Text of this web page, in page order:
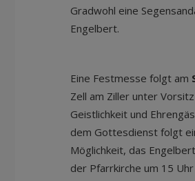
Gradwohl eine
Engelbert.
Eine Festmesse folgt am
Zell am Ziller unter
Geistlichkeit und
dem Gottesdienst folgt
Möglichkeit, das
der Pfarrkirche um 15